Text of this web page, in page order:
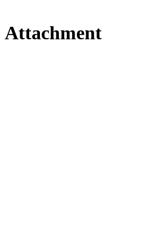
Attachment